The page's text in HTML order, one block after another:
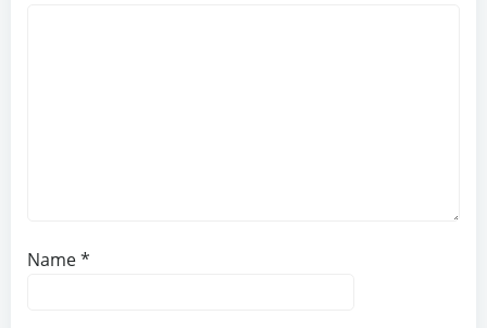
Name*